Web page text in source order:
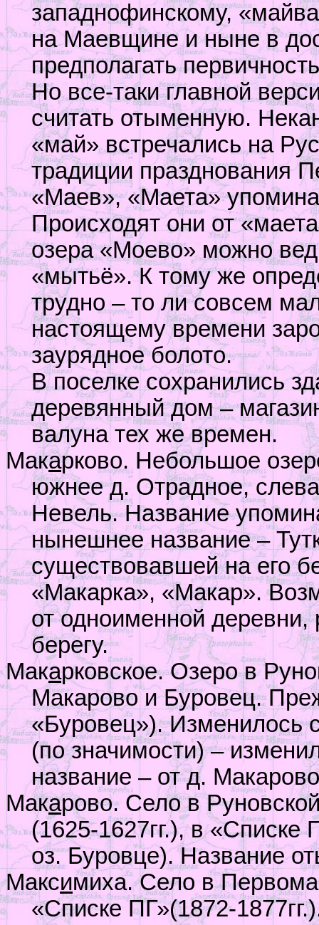
западнофинскому,
на Маевщине и ныне в
предполагать
Но все-таки главной
считать отыменную.
«май» встречались на
традиции празднования
«Маев», «Маета»
Происходят они от
озера «Моево» можно
«мытьё». К тому же
трудно – то ли совсем
настоящему времени
заурядное болото.
В поселке сохранились
деревянный дом –
валуна тех же времен.
Макарково. Небольшое
южнее д. Отрадное,
Невель. Название
нынешнее название –
существовавшей на его
«Макарка», «Макар».
от одноименной деревни,
берегу.
Макарковское. Озеро в
Макарово и Буровец.
«Буровец»). Изменилось
(по значимости) –
название – от д.
Макарово. Село в
(1625-1627гг.), в «Списке
оз. Буровце). Название
Максимиха. Село в
«Списке ПГ»(1872-